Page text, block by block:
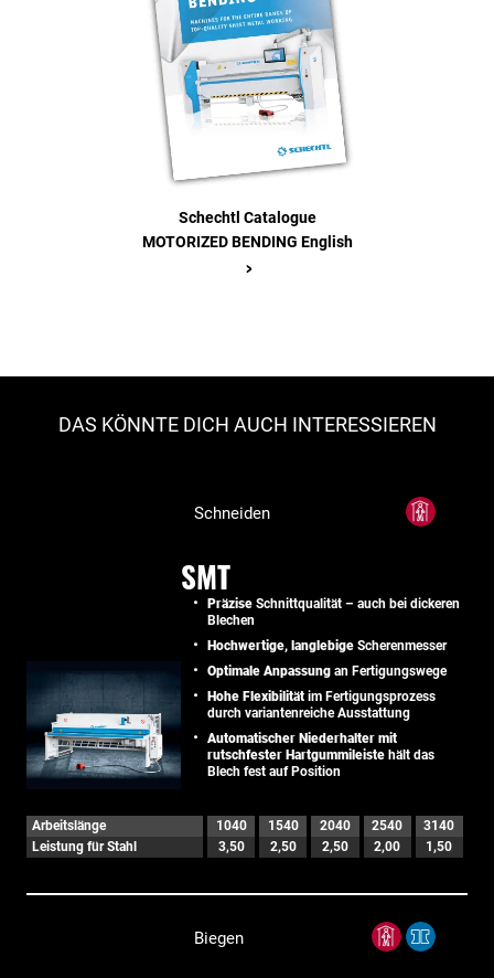
Schechtl Catalogue
MOTORIZED BENDING English
>
DAS KÖNNTE DICH AUCH INTERESSIEREN
Schneiden
SMT
Präzise Schnittqualität – auch bei dickeren
Blechen
Hochwertige, langlebige Scherenmesser
Optimale Anpassung an Fertigungswege
Hohe Flexibilität im Fertigungsprozess
durch variantenreiche Ausstattung
Automatischer Niederhalter mit
rutschfester Hartgummileiste hält das
Blech fest auf Position
Arbeitslänge 1040 1540 2040 2540
3140
Leistung für Stahl
3,50 2,50 2,50 2,00 1,50
Biegen